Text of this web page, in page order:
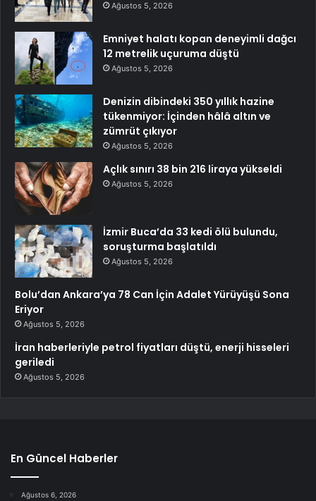
Ağustos 5, 2026
Emniyet halatı kopan deneyimli dağcı
12 metrelik uçuruma düştü
Ağustos 5, 2026
Denizin dibindeki 350 yıllık hazine
tükenmiyor: İçinden hâlâ altın ve
zümrüt çıkıyor
Ağustos 5, 2026
Açlık sınırı 38 bin 216 liraya yükseldi
Ağustos 5, 2026
İzmir Buca’da 33 kedi ölü bulundu,
soruşturma başlatıldı
Ağustos 5, 2026
Bolu’dan Ankara’ya 78 Can İçin Adalet Yürüyüşü Sona
Eriyor
Ağustos 5, 2026
İran haberleriyle petrol fiyatları düştü, enerji hisseleri
geriledi
Ağustos 5, 2026
En Güncel Haberler
Ağustos 6, 2026